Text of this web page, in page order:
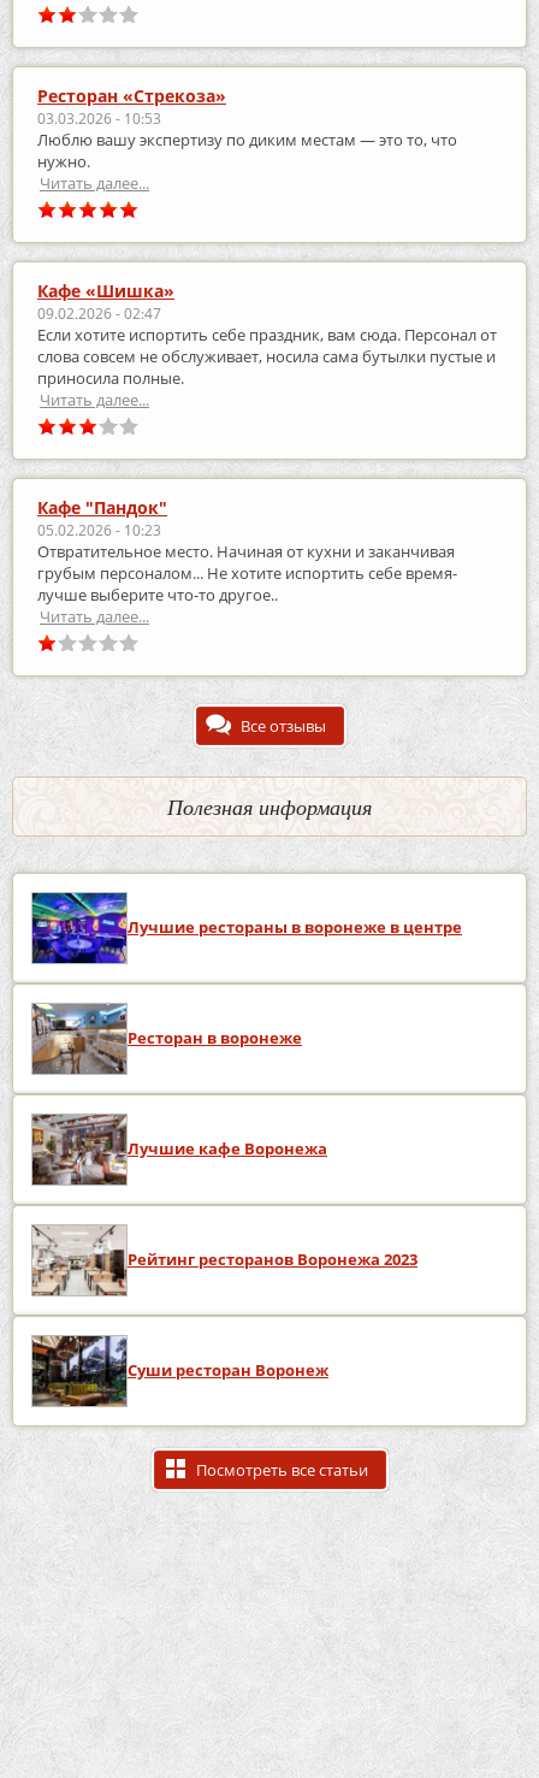
Ресторан «Стрекоза»
03.03.2026 - 10:53
Люблю вашу экспертизу по диким местам — это то, что
нужно.
Читать далее...
Кафе «Шишка»
09.02.2026 - 02:47
Если хотите испортить себе праздник, вам сюда. Персонал от
слова совсем не обслуживает, носила сама бутылки пустые и
приносила полные.
Читать далее...
Кафе "Пандок"
05.02.2026 - 10:23
Отвратительное место. Начиная от кухни и заканчивая
грубым персоналом... Не хотите испортить себе время-
лучше выберите что-то другое..
Читать далее...
Все отзывы
Полезная информация
Лучшие рестораны в воронеже в центре
Ресторан в воронеже
Лучшие кафе Воронежа
Рейтинг ресторанов Воронежа 2023
Суши ресторан Воронеж
Посмотреть все статьи